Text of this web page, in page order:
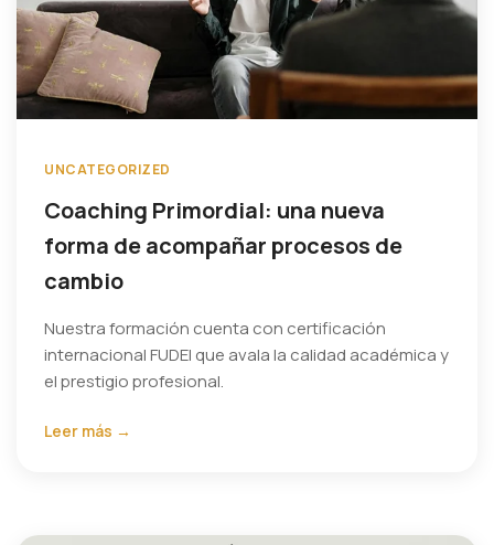
UNCATEGORIZED
Coaching Primordial: una nueva
forma de acompañar procesos de
cambio
Nuestra formación cuenta con certificación
internacional FUDEI que avala la calidad académica y
el prestigio profesional.
Leer más →